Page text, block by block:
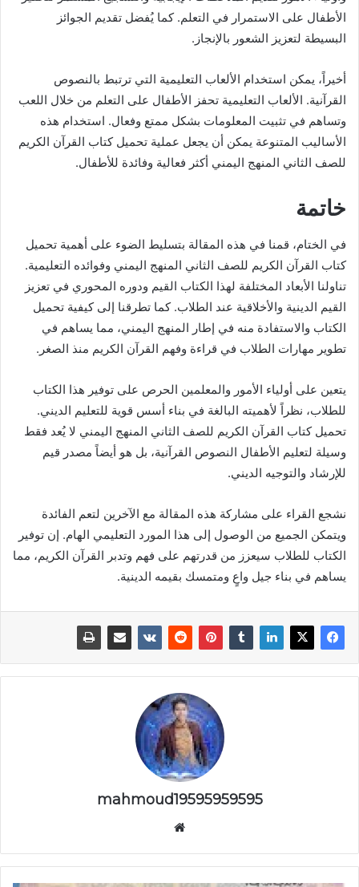
الأطفال على الاستمرار في التعلم. كما يُفضل تقديم الجوائز
البسيطة لتعزيز الشعور بالإنجاز.
أخيراً، يمكن استخدام الألعاب التعليمية التي ترتبط بالنصوص
القرآنية. الألعاب التعليمية تحفز الأطفال على التعلم من خلال اللعب
وتساهم في تثبيت المعلومات بشكل ممتع وفعال. استخدام هذه
الأساليب المتنوعة يمكن أن يجعل عملية تحميل كتاب القرآن الكريم
للصف الثاني المنهج اليمني أكثر فعالية وفائدة للأطفال.
خاتمة
في الختام، قمنا في هذه المقالة بتسليط الضوء على أهمية تحميل
كتاب القرآن الكريم للصف الثاني المنهج اليمني وفوائده التعليمية.
تناولنا الأبعاد المختلفة لهذا الكتاب القيم ودوره المحوري في تعزيز
القيم الدينية والأخلاقية عند الطلاب. كما تطرقنا إلى كيفية تحميل
الكتاب والاستفادة منه في إطار المنهج اليمني، مما يساهم في
تطوير مهارات الطلاب في قراءة وفهم القرآن الكريم منذ الصغر.
يتعين على أولياء الأمور والمعلمين الحرص على توفير هذا الكتاب
للطلاب، نظراً لأهميته البالغة في بناء أسس قوية للتعليم الديني.
تحميل كتاب القرآن الكريم للصف الثاني المنهج اليمني لا يُعد فقط
وسيلة لتعليم الأطفال النصوص القرآنية، بل هو أيضاً مصدر قيم
للإرشاد والتوجيه الديني.
نشجع القراء على مشاركة هذه المقالة مع الآخرين لتعم الفائدة
ويتمكن الجميع من الوصول إلى هذا المورد التعليمي الهام. إن توفير
الكتاب للطلاب سيعزز من قدرتهم على فهم وتدبر القرآن الكريم، مما
يساهم في بناء جيل واعٍ ومتمسك بقيمه الدينية.
mahmoud19595959595